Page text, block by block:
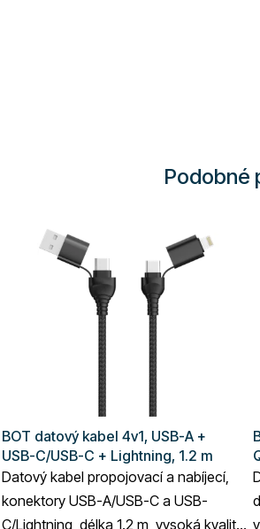
Podobné
BOT datový kabel 4v1, USB-A +
USB-C/USB-C + Lightning, 1.2 m
Datový kabel propojovací a nabíjecí,
konektory USB-A/USB-C a USB-
C/Lightning, délka 1.2 m, vysoká kvalita